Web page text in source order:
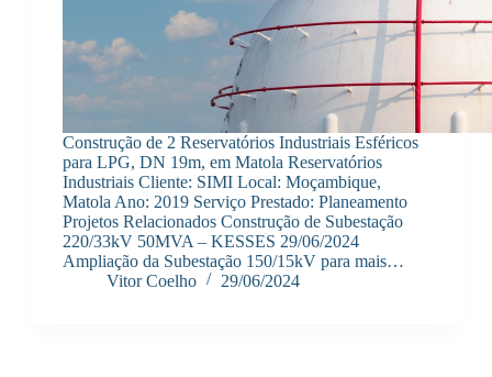
Construção de 2 Reservatórios Industriais Esféricos
para LPG, DN 19m, em Matola Reservatórios
Industriais Cliente: SIMI Local: Moçambique,
Matola Ano: 2019 Serviço Prestado: Planeamento
Projetos Relacionados Construção de Subestação
220/33kV 50MVA – KESSES 29/06/2024
Ampliação da Subestação 150/15kV para mais…
Vitor Coelho
29/06/2024